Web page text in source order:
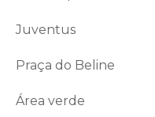
Juventus
Praça do Beline
Área verde